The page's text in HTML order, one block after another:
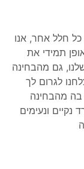
חלל אחר, אנו
תמידי את
גם מהבחינה
לגרום לך
מהבחינה
נקיים ונעימים